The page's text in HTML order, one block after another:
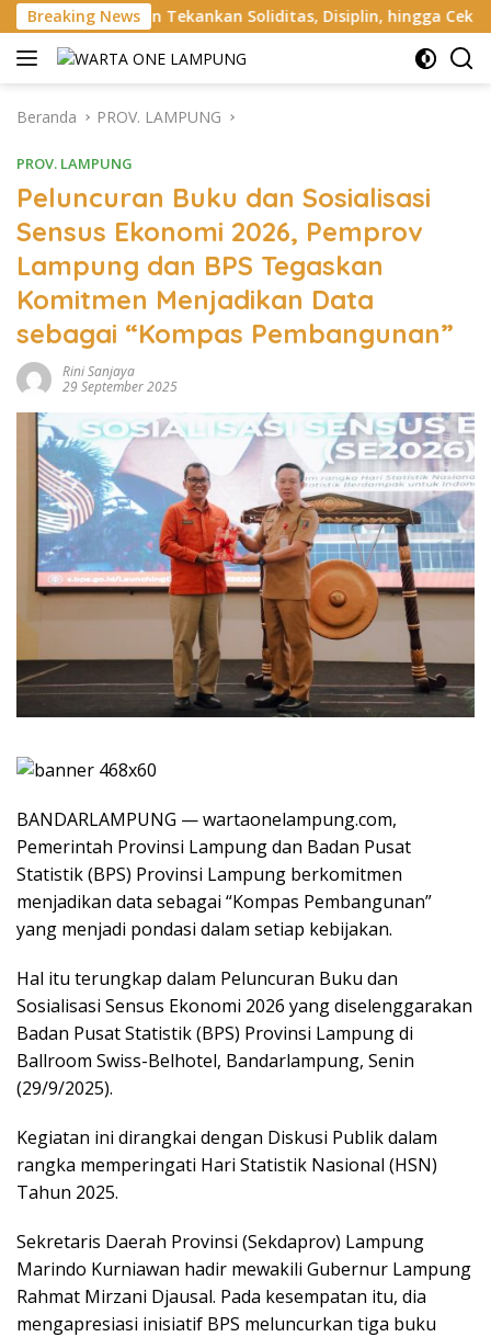
Langsung
ke
konten
Breaking News
Soliditas, Disiplin, hingga Cek Randis dan Senpi Dinas
Beranda PROV. LAMPUNG
PROV. LAMPUNG
Peluncuran Buku dan Sosialisasi
Sensus Ekonomi 2026, Pemprov
Lampung dan BPS Tegaskan
Komitmen Menjadikan Data
sebagai “Kompas Pembangunan”
Rini Sanjaya
29 September 2025
BANDARLAMPUNG — wartaonelampung.com,
Pemerintah Provinsi Lampung dan Badan Pusat
Statistik (BPS) Provinsi Lampung berkomitmen
menjadikan data sebagai “Kompas Pembangunan”
yang menjadi pondasi dalam setiap kebijakan.
Hal itu terungkap dalam Peluncuran Buku dan
Sosialisasi Sensus Ekonomi 2026 yang diselenggarakan
Badan Pusat Statistik (BPS) Provinsi Lampung di
Ballroom Swiss-Belhotel, Bandarlampung, Senin
(29/9/2025).
Kegiatan ini dirangkai dengan Diskusi Publik dalam
rangka memperingati Hari Statistik Nasional (HSN)
Tahun 2025.
Sekretaris Daerah Provinsi (Sekdaprov) Lampung
Marindo Kurniawan hadir mewakili Gubernur Lampung
Rahmat Mirzani Djausal. Pada kesempatan itu, dia
mengapresiasi inisiatif BPS meluncurkan tiga buku